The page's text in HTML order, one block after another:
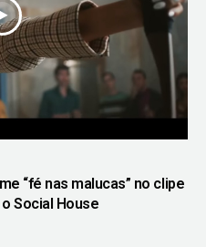
“fé nas malucas” no clipe
Social House